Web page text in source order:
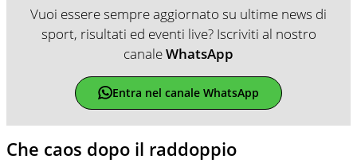
Vuoi essere sempre aggiornato su ultime news di
sport, risultati ed eventi live? Iscriviti al nostro
canaleWhatsApp
Entra nel canale WhatsApp
Che caos dopo il raddoppio